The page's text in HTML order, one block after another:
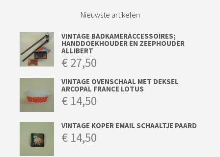
Nieuwste artikelen
VINTAGE BADKAMERACCESSOIRES;
HANDDOEKHOUDER EN ZEEPHOUDER
ALLIBERT
€27,50
VINTAGE OVENSCHAAL MET DEKSEL
ARCOPAL FRANCE LOTUS
€ 14,50
VINTAGE KOPER EMAIL SCHAALTJE PAARD
€ 14,50